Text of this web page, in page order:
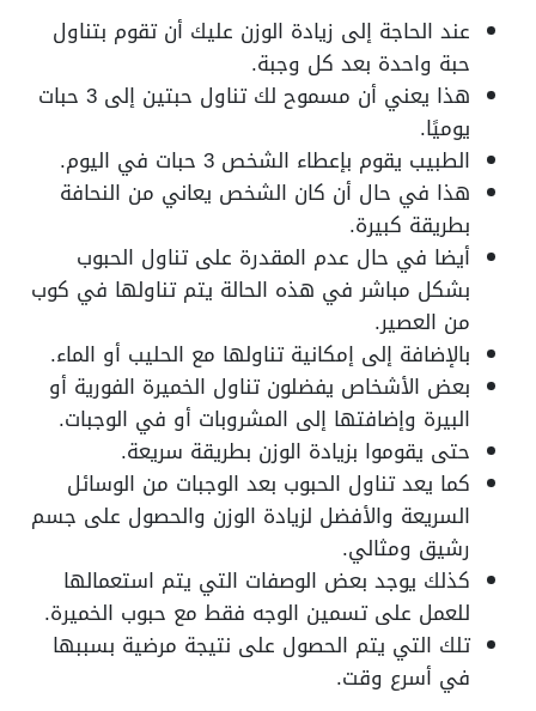
عند الحاجة إلى زيادة الوزن عليك أن تقوم بتناول
حبة واحدة بعد كل وجبة.
هذا يعني أن مسموح لك تناول حبتين إلى 3 حبات
يوميًا.
الطبيب يقوم بإعطاء الشخص 3 حبات في اليوم.
هذا في حال أن كان الشخص يعاني من النحافة
بطريقة كبيرة.
أيضا في حال عدم المقدرة على تناول الحبوب
بشكل مباشر في هذه الحالة يتم تناولها في كوب
من العصير.
بالإضافة إلى إمكانية تناولها مع الحليب أو الماء.
بعض الأشخاص يفضلون تناول الخميرة الفورية أو
البيرة وإضافتها إلى المشروبات أو في الوجبات.
حتى يقوموا بزيادة الوزن بطريقة سريعة.
كما يعد تناول الحبوب بعد الوجبات من الوسائل
السريعة والأفضل لزيادة الوزن والحصول على جسم
رشيق ومثالي.
كذلك يوجد بعض الوصفات التي يتم استعمالها
للعمل على تسمين الوجه فقط مع حبوب الخميرة.
تلك التي يتم الحصول على نتيجة مرضية بسببها
في أسرع وقت.